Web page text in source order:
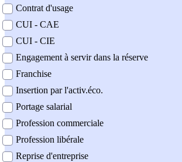
Contrat d'usage
CUI - CAE
CUI - CIE
Engagement à servir dans la réserve
Franchise
Insertion par l'activ.éco.
Portage salarial
Profession commerciale
Profession libérale
Reprise d'entreprise